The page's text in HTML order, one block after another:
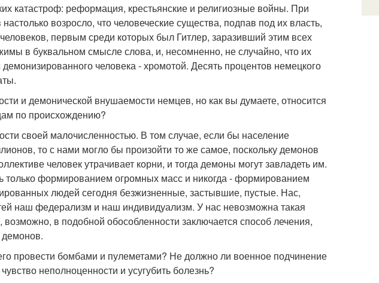
катастроф: реформация, крестьянские и религиозные войны. При
возросло, что человеческие существа, подпав под их власть,
первым среди которых был Гитлер, заразивший этим всех
в буквальном смысле слова, и, несомненно, не случайно, что их
человека - хромотой. Десять процентов немецкого
и демонической внушаемости немцев, но как вы думаете, относится
по происхождению?
своей малочисленностью. В том случае, если бы население
то с нами могло бы произойти то же самое, поскольку демонов
человек утрачивает корни, и тогда демоны могут завладеть им.
только формированием огромных масс и никогда - формированием
людей сегодня безжизненные, застывшие, пустые. Нас,
наш федерализм и наш индивидуализм. У нас невозможна такая
в подобной обособленности заключается способ лечения,
демонов.
провести бомбами и пулеметами? Не должно ли военное подчинение
неполноценности и усугубить болезнь?